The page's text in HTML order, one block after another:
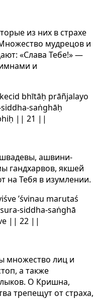
из них в страхе
мудрецов и
«Слава Тебе!» —
и
bhītāḥ prāñjalayo
saṅghāḥ
|| 21 ||
ашвини-
гандхарвов, якшей
на Тебя в изумлении.
’śvinau marutaś
siddha-saṅghā
|| 22 ||
множество лиц и
а также
О Кришна,
трепещут от страха,